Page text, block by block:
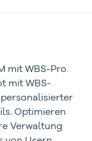
mit WBS-Pro.
mit WBS-
Optimieren
Verwaltung